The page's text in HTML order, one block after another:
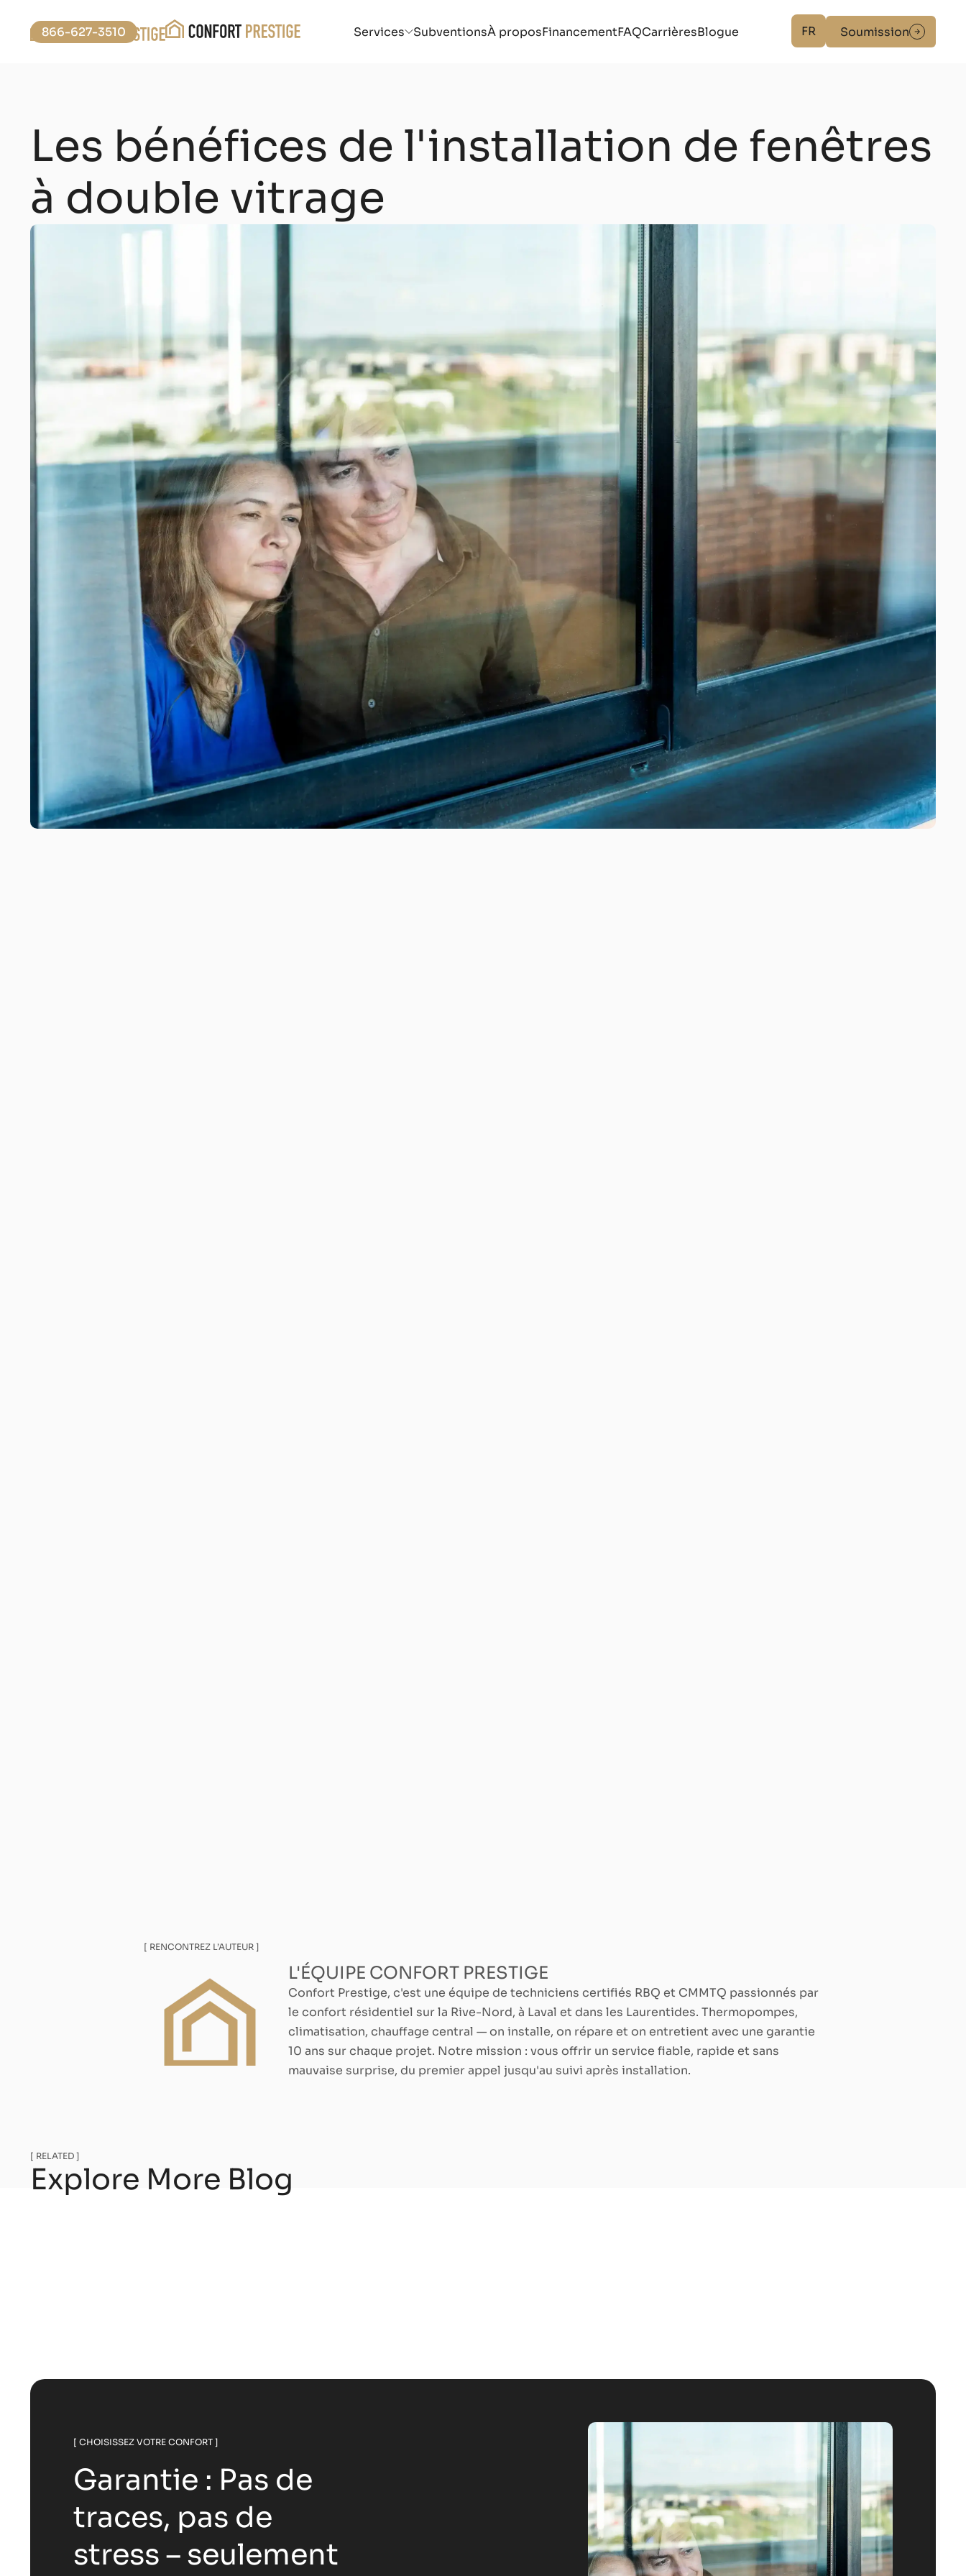
Services SubventionsÀ proposFinancementFAQCarrièresBlogue FR Soumission
866-627-3510
Les bénéfices de l'installation de fenêtres
à double vitrage
[ RENCONTREZ L’AUTEUR ]
L'ÉQUIPE CONFORT PRESTIGE
Confort Prestige, c'est une équipe de techniciens certifiés RBQ et CMMTQ passionnés par
le confort résidentiel sur la Rive-Nord, à Laval et dans les Laurentides. Thermopompes,
climatisation, chauffage central — on installe, on répare et on entretient avec une garantie
10 ans sur chaque projet. Notre mission : vous offrir un service fiable, rapide et sans
mauvaise surprise, du premier appel jusqu'au suivi après installation.
[ RELATED ]
Explore More Blog
[ CHOISISSEZ VOTRE CONFORT ]
Garantie : Pas de
traces, pas de
stress – seulement